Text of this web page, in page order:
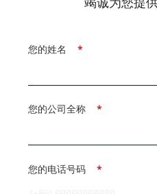
*
您的姓名
*
您的公司全称
*
您的电话号码